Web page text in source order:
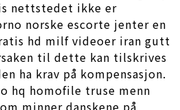
nettstedet ikke er
norske escorte jenter en
hd milf videoer iran gutt
til dette kan tilskrives
ha krav på kompensasjon.
hq homofile truse menn
minner danskene på